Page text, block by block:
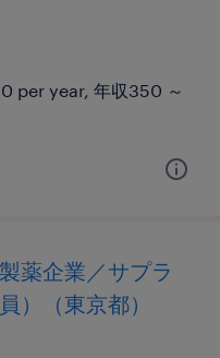
per year, 年収350 ～
薬企業／サプラ
）（東京都）